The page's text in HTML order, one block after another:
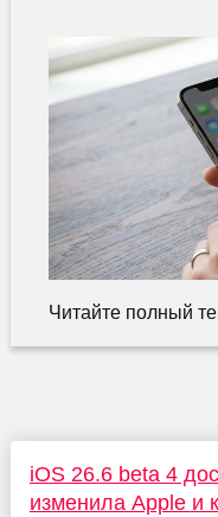
Читайте полный
iOS 26.6 beta 4
изменила Apple и